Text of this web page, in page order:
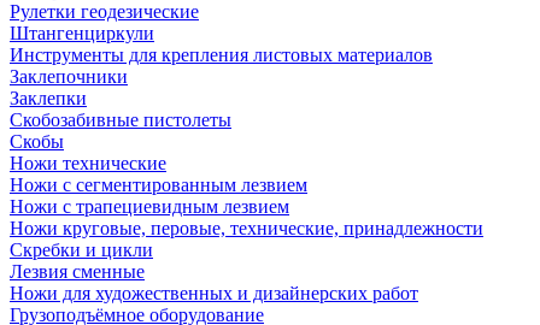
Рулетки геодезические
Штангенциркули
Инструменты для крепления листовых материалов
Заклепочники
Заклепки
Скобозабивные пистолеты
Скобы
Ножи технические
Ножи с сегментированным лезвием
Ножи с трапециевидным лезвием
Ножи круговые, перовые, технические, принадлежности
Скребки и цикли
Лезвия сменные
Ножи для художественных и дизайнерских работ
Грузоподъёмное оборудование